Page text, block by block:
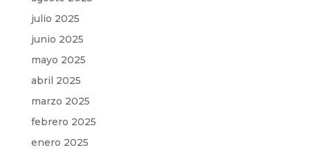
julio 2025
junio 2025
mayo 2025
abril 2025
marzo 2025
febrero 2025
enero 2025